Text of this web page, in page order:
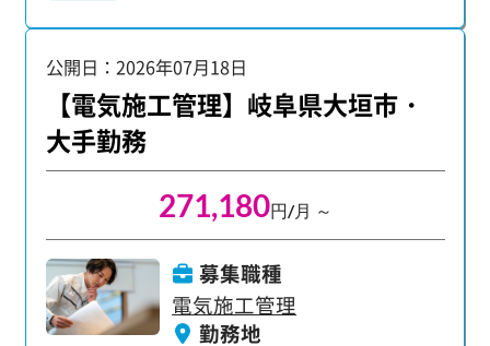
プも！】 1級・2級建築施工管理技士や1級・2級建
築士などの資格をお持ちの方は、 給与アップも目
指せるだけでなく、「建築トップエンジニア」へ
の道も開かれます。
公開日：2026年07月18日
【電気施工管理】岐阜県大垣市・
大手勤務
271,180円/月 ～
募集職種
電気施工管理
勤務地